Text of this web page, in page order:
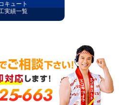
キュート
実績一覧
663